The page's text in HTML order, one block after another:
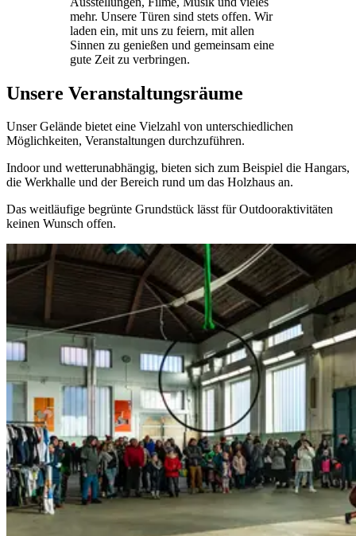
mehr. Unsere Türen sind stets offen. Wir
laden ein, mit uns zu feiern, mit allen
Sinnen zu genießen und gemeinsam eine
gute Zeit zu verbringen.
Unsere Veranstaltungsräume
Unser Gelände bietet eine Vielzahl von unterschiedlichen
Möglichkeiten, Veranstaltungen durchzuführen.
Indoor und wetterunabhängig, bieten sich zum Beispiel die Hangars,
die Werkhalle und der Bereich rund um das Holzhaus an.
Das weitläufige begrünte Grundstück lässt für Outdooraktivitäten
keinen Wunsch offen.